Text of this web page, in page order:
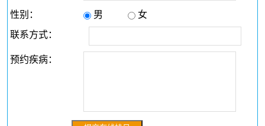
性别： 男
女
联系方式：
预约疾病：